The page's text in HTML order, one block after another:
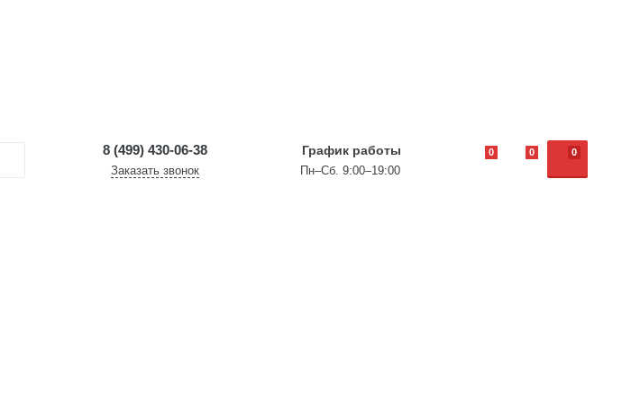
8 (499) 430-06-38
Заказать звонок
График работы
Пн–Сб. 9:00–19:00
0
0 0